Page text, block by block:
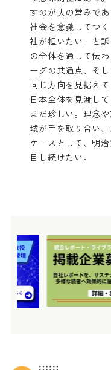
すのが人の営みで
社会を意識してつ
社が担いたい」と
の全体を通して伝
ーグの共通点、そ
同じ方向を見据えて
日本全体を見渡し
まだ珍しい。理念
域が手を取り合い
ケースとして、明
目し続けたい。